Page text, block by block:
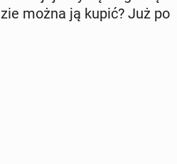
można ją kupić? Już po